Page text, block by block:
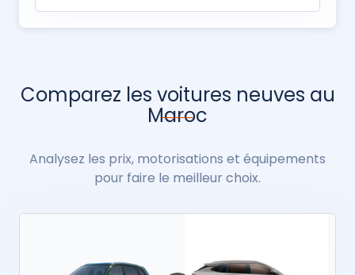
Comparez les voitures neuves au
Maroc
Analysez les prix, motorisations et équipements
pour faire le meilleur choix.